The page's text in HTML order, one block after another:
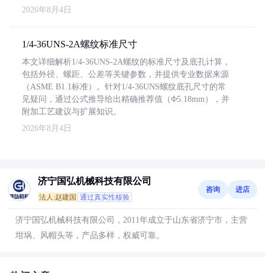
2026年8月4日
1/4-36UNS-2A螺纹标准尺寸
本文详细解析1/4-36UNS-2A螺纹的标准尺寸及底孔计算，
包括外径、螺距、公差等关键参数，并提供专业数据来源
（ASME B1.1标准）。针对1/4-36UNS螺纹底孔尺寸的常
见疑问，通过公式推导给出精确推荐值（Φ5.18mm），并
附加工艺建议与扩展知识。
2026年8月4日
济宁国弘机械科技有限公司
法人:赵建国 通过真实性核验
咨询 进店
济宁国弘机械科技有限公司，2011年成立于山东省济宁市，主营
坩埚、风帽头等，产品多样，权威可靠。